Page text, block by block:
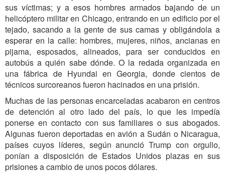
sus víctimas; y a esos hombres armados bajando de un
helicóptero militar en Chicago, entrando en un edificio por el
tejado, sacando a la gente de sus camas y obligándola a
esperar en la calle: hombres, mujeres, niños, ancianas en
pijama, esposados, alineados, para ser conducidos en
autobús a quién sabe dónde. O la redada organizada en
una fábrica de Hyundai en Georgia, donde cientos de
técnicos surcoreanos fueron hacinados en una prisión.
Muchas de las personas encarceladas acabaron en centros
de detención al otro lado del país, lo que les impedía
ponerse en contacto con sus familiares o sus abogados.
Algunas fueron deportadas en avión a Sudán o Nicaragua,
países cuyos líderes, según anunció Trump con orgullo,
ponían a disposición de Estados Unidos plazas en sus
prisiones a cambio de unos pocos dólares.